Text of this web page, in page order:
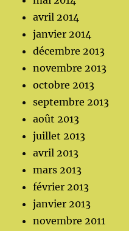
avril 2014
janvier 2014
décembre 2013
novembre 2013
octobre 2013
septembre 2013
août 2013
juillet 2013
avril 2013
mars 2013
février 2013
janvier 2013
novembre 2011